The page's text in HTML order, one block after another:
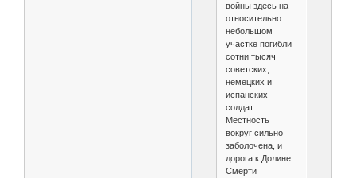
войны здесь на
относительно
небольшом
участке погибли
сотни тысяч
советских,
немецких и
испанских
солдат.
Местность
вокруг сильно
заболочена, и
дорога к Долине
Смерти